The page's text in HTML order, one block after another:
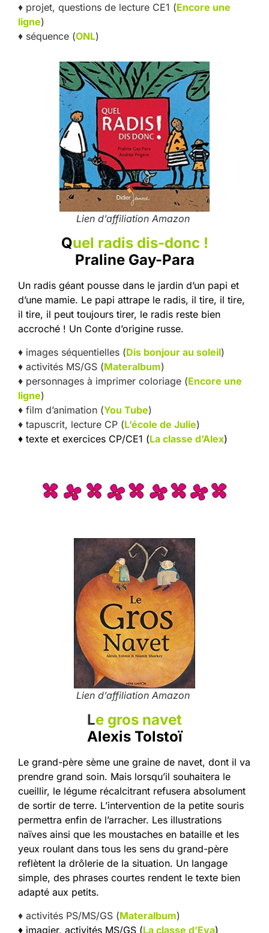
♦ projet, questions de lecture CE1 (Encore une
ligne)
♦ séquence (ONL)
Lien d’affiliation Amazon
Quel radis dis-donc !
Praline Gay-Para
Un radis géant pousse dans le jardin d’un papi et
d’une mamie. Le papi attrape le radis, il tire, il tire,
il tire, il peut toujours tirer, le radis reste bien
accroché ! Un Conte d’origine russe.
♦ images séquentielles (Dis bonjour au soleil)
♦ activités MS/GS (Materalbum)
♦ personnages à imprimer coloriage (Encore une
ligne)
♦ film d’animation (You Tube)
♦ tapuscrit, lecture CP (L’école de Julie)
♦ texte et exercices CP/CE1 (La classe d’Alex)
Lien d’affiliation Amazon
Le gros navet
Alexis Tolstoï
Le grand-père sème une graine de navet, dont il va
prendre grand soin. Mais lorsqu’il souhaitera le
cueillir, le légume récalcitrant refusera absolument
de sortir de terre. L’intervention de la petite souris
permettra enfin de l’arracher. Les illustrations
naïves ainsi que les moustaches en bataille et les
yeux roulant dans tous les sens du grand-père
reflètent la drôlerie de la situation. Un langage
simple, des phrases courtes rendent le texte bien
adapté aux petits.
♦ activités PS/MS/GS (Materalbum)
♦ imagier, activités MS/GS (La classe d’Eva)